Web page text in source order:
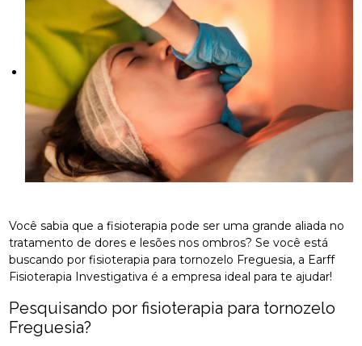
Você sabia que a fisioterapia pode ser uma grande aliada no
tratamento de dores e lesões nos ombros? Se você está
buscando por fisioterapia para tornozelo Freguesia, a Earff
Fisioterapia Investigativa é a empresa ideal para te ajudar!
Pesquisando por fisioterapia para tornozelo
Freguesia?